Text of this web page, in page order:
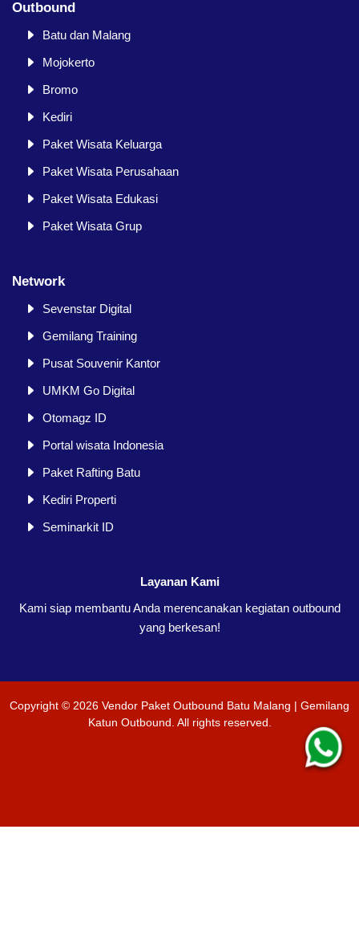
Outbound
Batu dan Malang
Mojokerto
Bromo
Kediri
Paket Wisata Keluarga
Paket Wisata Perusahaan
Paket Wisata Edukasi
Paket Wisata Grup
Network
Sevenstar Digital
Gemilang Training
Pusat Souvenir Kantor
UMKM Go Digital
Otomagz ID
Portal wisata Indonesia
Paket Rafting Batu
Kediri Properti
Seminarkit ID
Layanan Kami
Kami siap membantu Anda merencanakan kegiatan outbound
yang berkesan!
Copyright © 2026 Vendor Paket Outbound Batu Malang | Gemilang
Katun Outbound. All rights reserved.